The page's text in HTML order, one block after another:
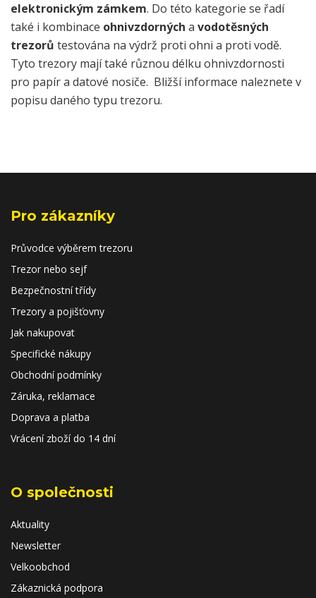
elektronickým zámkem. Do této kategorie se řadí
také i kombinace ohnivzdorných a vodotěsných
trezorů testována na výdrž proti ohni a proti vodě.
Tyto trezory mají také různou délku ohnivzdornosti
pro papír a datové nosiče. Bližší informace naleznete v
popisu daného typu trezoru.
Pro zákazníky
Průvodce výběrem trezoru
Trezor nebo sejf
Bezpečnostní třídy
Trezory a pojišťovny
Jak nakupovat
Specifické nákupy
Obchodní podmínky
Záruka, reklamace
Doprava a platba
Vrácení zboží do 14 dní
O společnosti
Aktuality
Newsletter
Velkoobchod
Zákaznická podpora